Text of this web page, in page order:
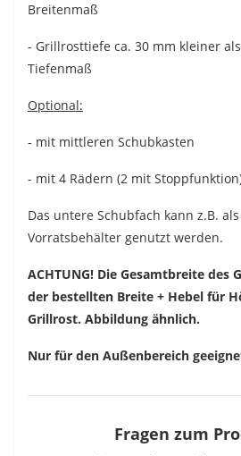
Breitenmaß
- Grillrosttiefe ca. 30 mm kleiner
Tiefenmaß
Optional:
- mit mittleren Schubkasten
- mit 4 Rädern (2 mit
Das untere Schubfach kann z.B.
Vorratsbehälter genutzt werden.
ACHTUNG! Die Gesamtbreite des
der bestellten Breite + Hebel für
Grillrost. Abbildung ähnlich.
Nur für den Außenbereich
Fragen zum